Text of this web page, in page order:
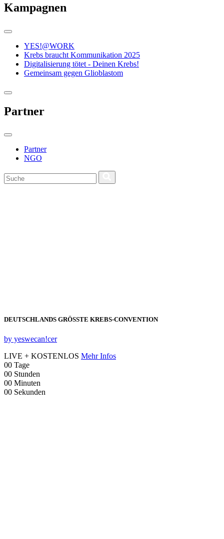
Kampagnen
YES!@WORK
Krebs braucht Kommunikation 2025
Digitalisierung tötet - Deinen Krebs!
Gemeinsam gegen Glioblastom
Partner
Partner
NGO
DEUTSCHLANDS GRÖSSTE KREBS‑CONVENTION
by yeswecan!cer
LIVE + KOSTENLOS Mehr Infos
00 Tage
00 Stunden
00 Minuten
00 Sekunden